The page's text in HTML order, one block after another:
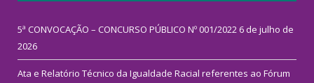
5ª CONVOCAÇÃO – CONCURSO PÚBLICO Nº 001/2022 6 de julho de
2026
Ata e Relatório Técnico da Igualdade Racial referentes ao Fórum